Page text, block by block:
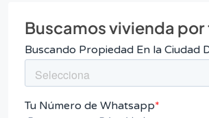
Buscamos vivienda por